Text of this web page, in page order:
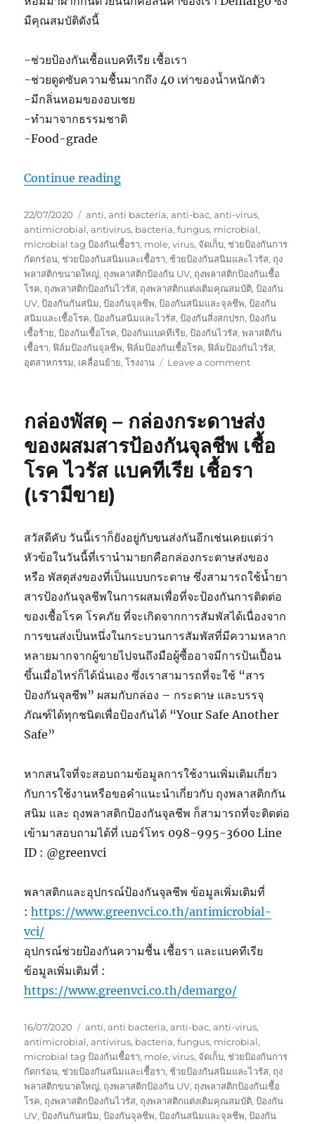
มีคุณสมบัติดังนี้
-ช่วยป้องกันเชื้อแบคทีเรีย เชื้อเรา
-ช่วยดูดซับความชื้นมากถึง 40 เท่าของน้ำหนักตัว
-มีกลิ่นหอมของอบเชย
-ทำมาจากธรรมชาติ
-Food-grade
Continue reading“เชื้อแบคทีเรีย ในกระเป๋าเครื่องสำอา
Posted
on
22/07/2020 Tags
anti,anti bacteria,anti-bac,anti-virus,
antimicrobial,antivirus, bacteria,fungus, microbial,
microbial tag ป้องกันเชื้อรา, mole,virus, จัดเก็บ, ช่วยป้องกันการ
กัดกร่อน, ช่วยป้องกันสนิมและเชื้อรา, ช้วยป้องกันสนิมและไวรัส, ถุง
พลาสติกขนาดใหญ่, ถุงพลาสติกป้องกัน UV, ถุงพลาสติกป้องกันเชื้อ
โรค, ถุงพลาสติกป้องกันไวรัส, ถุงพลาสติกแต่งเติมคุณสมบัติ,ป้องกัน
UV,ป้องกันกันสนิม,ป้องกันจุลชีพ,ป้องกันสนิมและจุลชีพ,ป้องกัน
สนิมและเชื้อโรค,ป้องกันสนิมและไวรัส,ป้องกันสิ่งสกปรก,ป้องกัน
เชื้อร้าย,ป้องกันเชื้อโรค,ป้องกันแบคทีเรีย,ป้องกันไวรัส,พลาสติกัน
เชื้อรา, ฟิล์มป้องกันจุลชีพ, ฟิล์มป้องกันเชื้อโรค, ฟิล์มป้องกันไวรัส,
อุตสาหกรรม, เคลื่อนย้าย,โรงงาน Leave a commenton
กระเป๋า
เครื่อง
สำอาง
กับ
วิธี
กลิ่น
หอม
กล่องพัสดุ – กล่องกระดาษส่ง
ของผสมสารป้องกันจุลชีพ เชื้อ
โรค ไวรัส แบคทีเรีย เชื้อรา
(เรามีขาย)
สวัสดีคับ วันนี้เราก็ยังอยู่กับขนส่งกันอีกเช่นเคยแต่ว่า
หัวข้อในวันนี้ที่เรานำมายกคือกล่องกระดาษส่งของ
หรือ พัสดุส่งของที่เป็นแบบกระดาษ ซึ่งสามารถใช้น้ำยา
สารป้องกันจุลชีพในการผสมเพื่อที่จะป้องกันการติดต่อ
ของเชื้อโรค โรคภัย ที่จะเกิดจากการสัมพัสได้เนื่องจาก
การขนส่งเป็นหนึ่งในกระบวนการสัมพัสที่มีความหลาก
หลายมากจากผู้ขายไปจนถึงมือผู้ซื้ออาจมีการป้นเปื้อน
ขึ้นเมื่อไหร่ก็ได้นั่นเอง ซึ่งเราสามารถที่จะใช้ “สาร
ป้องกันจุลชีพ” ผสมกับกล่อง – กระดาษ และบรรจุ
ภัณฑ์ได้ทุกชนิดเพื่อป้องกันได้ “Your Safe Another
Safe”
หากสนใจที่จะสอบถามข้อมูลการใช้งานเพิ่มเติมเกี่ยว
กับการใช้งานหรือขอคำแนะนำเกี่ยวกับ ถุงพลาสติกกัน
สนิม และ ถุงพลาสติกป้องกันจุลชีพ ก็สามารถที่จะติดต่อ
เข้ามาสอบถามได้ที่ เบอร์โทร 098-995-3600 Line
ID : @greenvci
พลาสติกและอุปกรณ์ป้องกันจุลชีพ ข้อมูลเพิ่มเติมที่
:https://www.greenvci.co.th/antimicrobial-
vci/
อุปกรณ์ช่วยป้องกันความชื้น เชื้อรา และแบคทีเรีย
ข้อมูลเพิ่มเติมที่ :
https://www.greenvci.co.th/demargo/
Posted
on
16/07/2020 Tags
anti,anti bacteria,anti-bac,anti-virus,
antimicrobial,antivirus, bacteria,fungus, microbial,
microbial tag ป้องกันเชื้อรา, mole,virus, จัดเก็บ, ช่วยป้องกันการ
กัดกร่อน, ช่วยป้องกันสนิมและเชื้อรา, ช้วยป้องกันสนิมและไวรัส, ถุง
พลาสติกขนาดใหญ่, ถุงพลาสติกป้องกัน UV, ถุงพลาสติกป้องกันเชื้อ
โรค, ถุงพลาสติกป้องกันไวรัส, ถุงพลาสติกแต่งเติมคุณสมบัติ,ป้องกัน
UV,ป้องกันกันสนิม,ป้องกันจุลชีพ,ป้องกันสนิมและจุลชีพ,ป้องกัน